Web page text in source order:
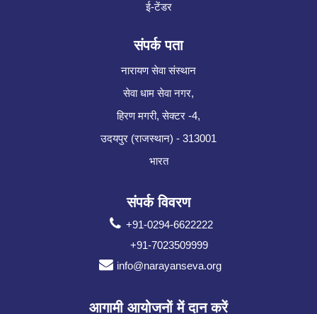
ई-टेंडर
संपर्क पता
नारायण सेवा संस्थान
सेवा धाम सेवा नगर,
हिरण मगरी, सेक्टर -4,
उदयपुर (राजस्थान) - 313001
भारत
संपर्क विवरण
+91-0294-6622222
+91-7023509999
info@narayanseva.org
आगामी आयोजनों में दान करें